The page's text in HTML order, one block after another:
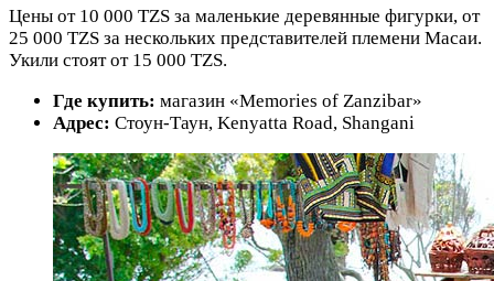
Цены от 10 000 TZS за маленькие деревянные фигурки, от
25 000 TZS за нескольких представителей племени Масаи.
Укили стоят от 15 000 TZS.
Где купить: магазин «Memories of Zanzibar»
Адрес: Стоун-Таун, Kenyatta Road, Shangani